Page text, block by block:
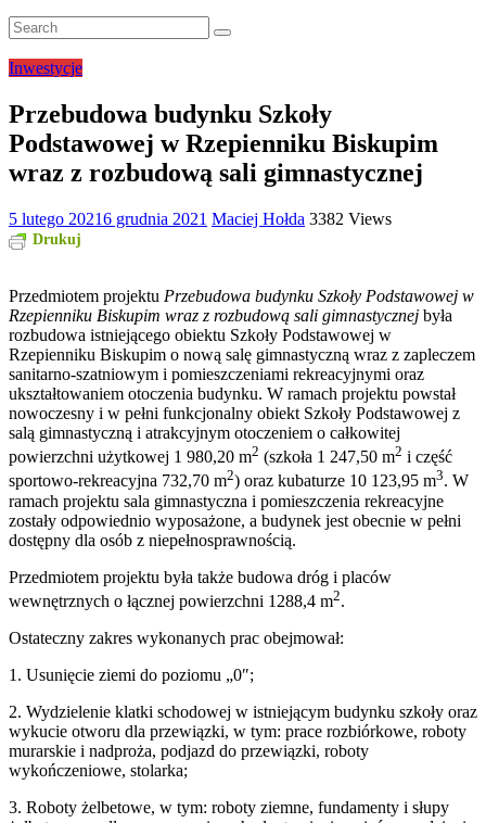
Inwestycje
Przebudowa budynku Szkoły
Podstawowej w Rzepienniku Biskupim
wraz z rozbudową sali gimnastycznej
5 lutego 20216 grudnia 2021 Maciej Hołda 3382 Views
Drukuj
Przedmiotem projektu Przebudowa budynku Szkoły Podstawowej w
Rzepienniku Biskupim wraz z rozbudową sali gimnastycznej była
rozbudowa istniejącego obiektu Szkoły Podstawowej w
Rzepienniku Biskupim o nową salę gimnastyczną wraz z zapleczem
sanitarno-szatniowym i pomieszczeniami rekreacyjnymi oraz
ukształtowaniem otoczenia budynku. W ramach projektu powstał
nowoczesny i w pełni funkcjonalny obiekt Szkoły Podstawowej z
salą gimnastyczną i atrakcyjnym otoczeniem o całkowitej
powierzchni użytkowej 1 980,20 m2 (szkoła 1 247,50 m2 i część
sportowo-rekreacyjna 732,70 m2) oraz kubaturze 10 123,95 m3. W
ramach projektu sala gimnastyczna i pomieszczenia rekreacyjne
zostały odpowiednio wyposażone, a budynek jest obecnie w pełni
dostępny dla osób z niepełnosprawnością.
Przedmiotem projektu była także budowa dróg i placów
wewnętrznych o łącznej powierzchni 1288,4 m2.
Ostateczny zakres wykonanych prac obejmował:
1. Usunięcie ziemi do poziomu „0″;
2. Wydzielenie klatki schodowej w istniejącym budynku szkoły oraz
wykucie otworu dla przewiązki, w tym: prace rozbiórkowe, roboty
murarskie i nadproża, podjazd do przewiązki, roboty
wykończeniowe, stolarka;
3. Roboty żelbetowe, w tym: roboty ziemne, fundamenty i słupy